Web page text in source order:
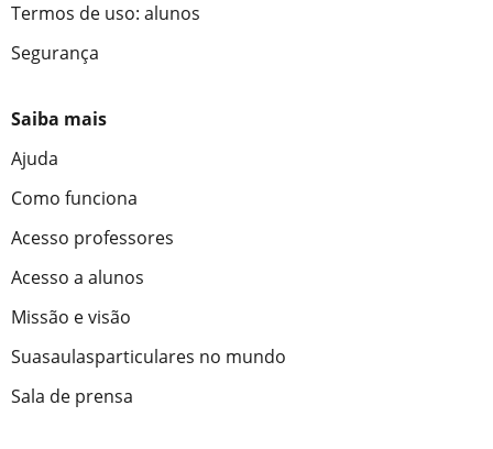
Termos de uso: alunos
Segurança
Saiba mais
Ajuda
Como funciona
Acesso professores
Acesso a alunos
Missão e visão
Suasaulasparticulares no mundo
Sala de prensa